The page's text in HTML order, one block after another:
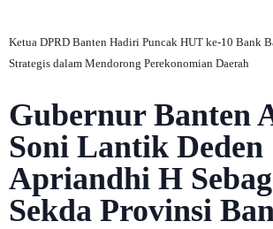
Ketua DPRD Banten Hadiri Puncak HUT ke-10 Bank
Strategis dalam Mendorong Perekonomian Daerah
Gubernur Banten
Soni Lantik Deden
Apriandhi H
Sekda Provinsi